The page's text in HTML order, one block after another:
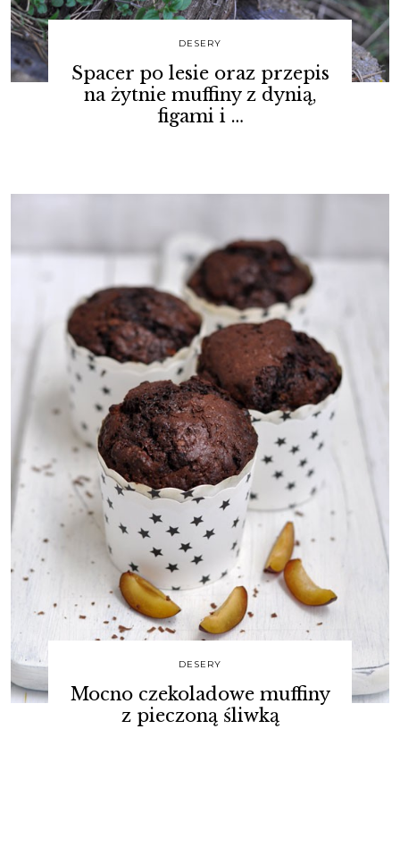
DESERY
Spacer po lesie oraz przepis
na żytnie muffiny z dynią,
figami i …
DESERY
Mocno czekoladowe muffiny
z pieczoną śliwką